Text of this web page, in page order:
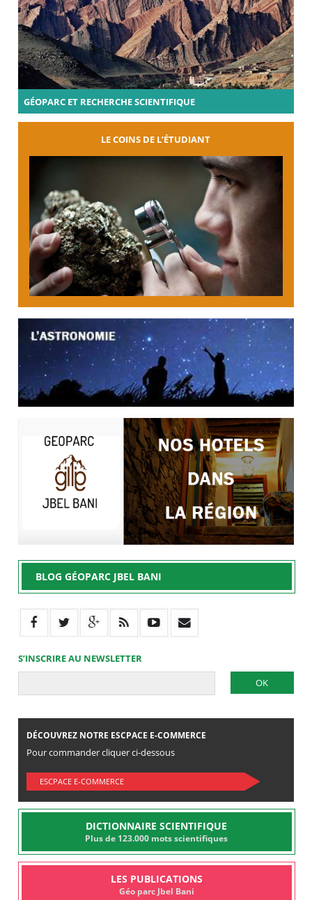
GÉOPARC ET RECHERCHE SCIENTIFIQUE
LE COINS DE L’ÉTUDIANT
BLOG GÉOPARC JBEL BANI
S’INSCRIRE AU NEWSLETTER
DÉCOUVREZ NOTRE ESCPACE E-COMMERCE
Pour commander cliquer ci-dessous
ESCPACE E-COMMERCE
DICTIONNAIRE SCIENTIFIQUE
Plus de 123.000 mots scientifiques
LES PUBLICATIONS
Géo parc Jbel Bani